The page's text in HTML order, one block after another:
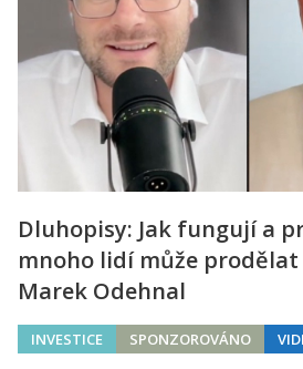
Dluhopisy: Jak fungují a
mnoho lidí může prodělat
Marek Odehnal
INVESTICE SPONZOROVÁNO